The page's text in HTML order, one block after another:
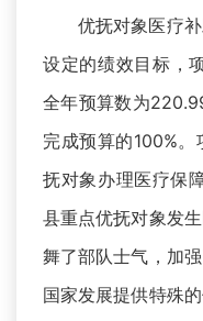
优抚对象医疗
设定的绩效目标，
全年预算数为
完成预算的100%
抚对象办理医疗保
县重点优抚对象发
舞了部队士气，加
国家发展提供特殊